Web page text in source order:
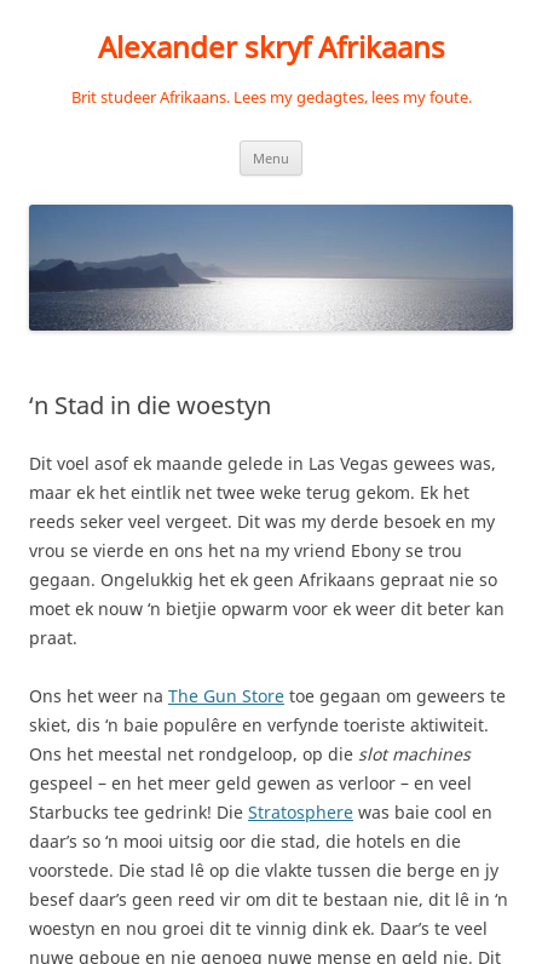
Alexander skryf Afrikaans
Brit studeer Afrikaans. Lees my gedagtes, lees my foute.
Menu
‘n Stad in die woestyn
Dit voel asof ek maande gelede in Las Vegas gewees was,
maar ek het eintlik net twee weke terug gekom. Ek het
reeds seker veel vergeet. Dit was my derde besoek en my
vrou se vierde en ons het na my vriend Ebony se trou
gegaan. Ongelukkig het ek geen Afrikaans gepraat nie so
moet ek nouw ‘n bietjie opwarm voor ek weer dit beter kan
praat.
Ons het weer na The Gun Store toe gegaan om geweers te
skiet, dis ‘n baie populêre en verfynde toeriste aktiwiteit.
Ons het meestal net rondgeloop, op die slot machines
gespeel – en het meer geld gewen as verloor – en veel
Starbucks tee gedrink! Die Stratosphere was baie cool en
daar’s so ‘n mooi uitsig oor die stad, die hotels en die
voorstede. Die stad lê op die vlakte tussen die berge en jy
besef daar’s geen reed vir om dit te bestaan nie, dit lê in ‘n
woestyn en nou groei dit te vinnig dink ek. Daar’s te veel
nuwe geboue en nie genoeg nuwe mense en geld nie. Dit